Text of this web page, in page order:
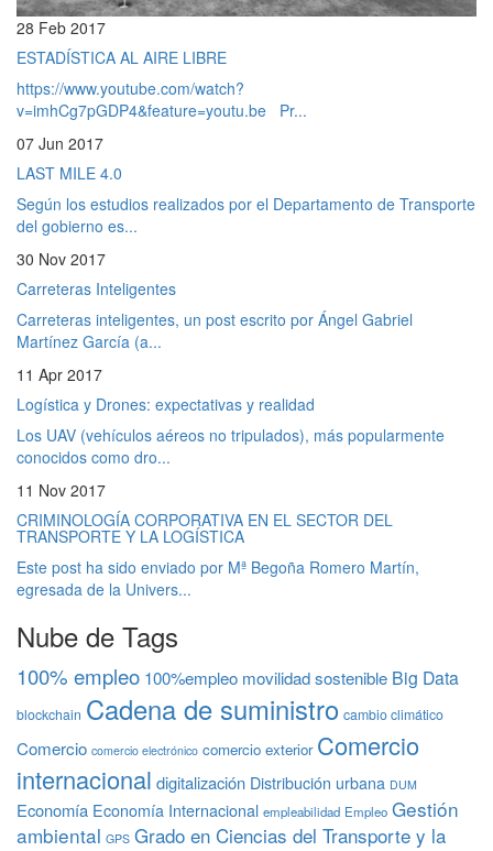
28 Feb 2017
ESTADÍSTICA AL AIRE LIBRE
https://www.youtube.com/watch?
v=imhCg7pGDP4&feature=youtu.be Pr...
07 Jun 2017
LAST MILE 4.0
Según los estudios realizados por el Departamento de Transporte
del gobierno es...
30 Nov 2017
Carreteras Inteligentes
Carreteras inteligentes, un post escrito por Ángel Gabriel
Martínez García (a...
11 Apr 2017
Logística y Drones: expectativas y realidad
Los UAV (vehículos aéreos no tripulados), más popularmente
conocidos como dro...
11 Nov 2017
CRIMINOLOGÍA CORPORATIVA EN EL SECTOR DEL
TRANSPORTE Y LA LOGÍSTICA
Este post ha sido enviado por Mª Begoña Romero Martín,
egresada de la Univers...
Nube de Tags
100% empleo 100%empleo movilidad sostenible Big Data
blockchain Cadena de suministro cambio climático
Comercio comercio electrónico comercio exterior Comercio
internacional digitalización Distribución urbana DUM
Economía Economía Internacional empleabilidad Empleo Gestión
ambiental GPS Grado en Ciencias del Transporte y la